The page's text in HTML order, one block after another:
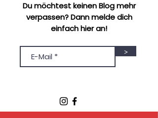
Du möchtest keinen Blog mehr
verpassen? Dann melde dich
einfach hier an!
>